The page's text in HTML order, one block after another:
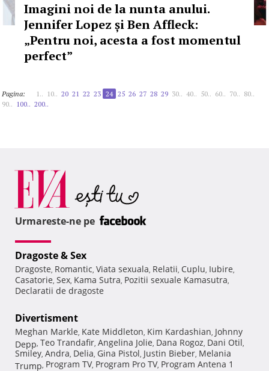
Imagini noi de la nunta anului.
Jennifer Lopez și Ben Affleck:
„Pentru noi, acesta a fost momentul
perfect”
Pagina: 1.. 10.. 20 21 22 23 24 25 26 27 28 29 30.. 40.. 50.. 60.. 70.. 80..
90.. 100.. 200..
Urmareste-ne pe
Dragoste & Sex
Dragoste, Romantic, Viata sexuala, Relatii, Cuplu, Iubire,
Casatorie, Sex, Kama Sutra, Pozitii sexuale Kamasutra,
Declaratii de dragoste
Divertisment
Meghan Markle, Kate Middleton, Kim Kardashian, Johnny
Depp, Teo Trandafir, Angelina Jolie, Dana Rogoz, Dani Otil,
Smiley, Andra, Delia, Gina Pistol, Justin Bieber, Melania
Trump, Program TV, Program Pro TV, Program Antena 1